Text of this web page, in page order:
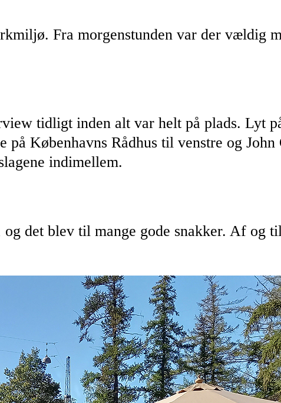
Fra morgenstunden var der vældig
tidligt inden alt var helt på plads. Lyt
Københavns Rådhus til venstre og John
indimellem.
det blev til mange gode snakker. Af og